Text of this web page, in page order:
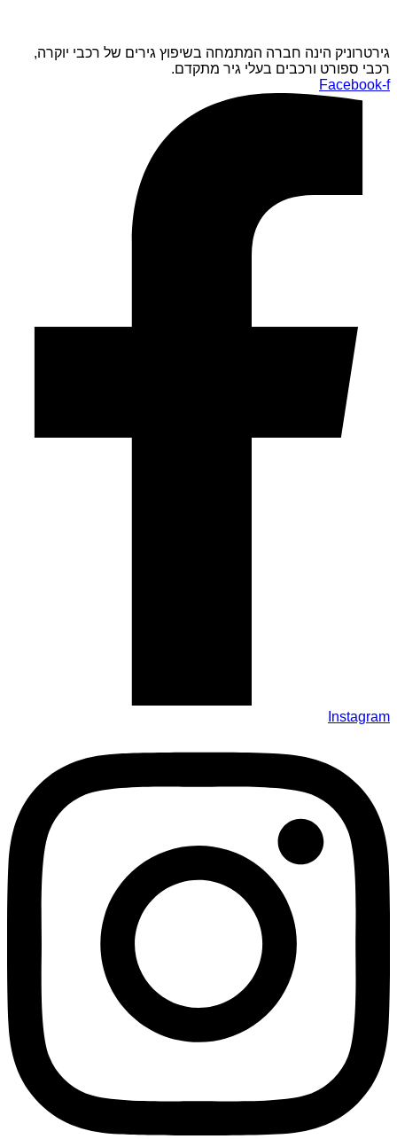
גירטרוניק הינה חברה המתמחה בשיפוץ גירים של רכבי יוקרה,
רכבי ספורט ורכבים בעלי גיר מתקדם.
Facebook-f
Instagram